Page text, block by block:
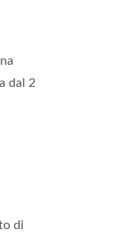
dal 2
di